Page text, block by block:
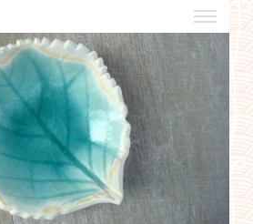
créateurs